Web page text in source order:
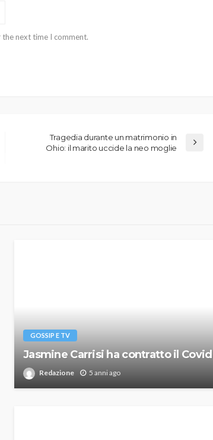
next time I comment.
Tragedia durante un matrimonio in
Ohio: il marito uccide la neo moglie
GOSSIP E TV
Jasmine Carrisi ha contratto il Covid
Redazione 5 anni ago